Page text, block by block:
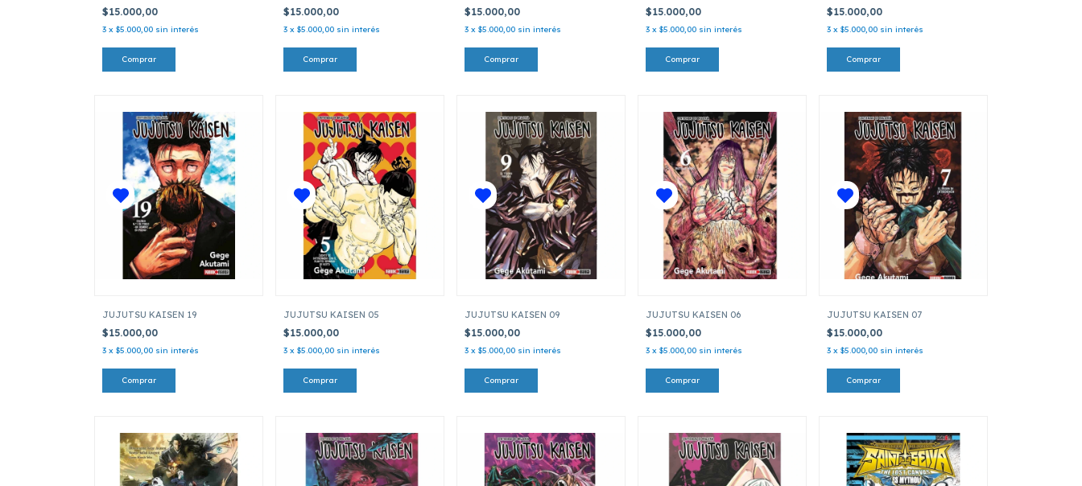
$15.000,00
3 x $5.000,00 sin interés
$15.000,00
3 x $5.000,00 sin interés
$15.000,00
3 x $5.000,00 sin interés
$15.000,00
3 x $5.000,00 sin interés
$15.000,00
3 x $5.000,00 sin interés
JUJUTSU KAISEN 19
$15.000,00
3 x $5.000,00 sin interés
JUJUTSU KAISEN 05
$15.000,00
3 x $5.000,00 sin interés
JUJUTSU KAISEN 09
$15.000,00
3 x $5.000,00 sin interés
JUJUTSU KAISEN 06
$15.000,00
3 x $5.000,00 sin interés
JUJUTSU KAISEN 07
$15.000,00
3 x $5.000,00 sin interés